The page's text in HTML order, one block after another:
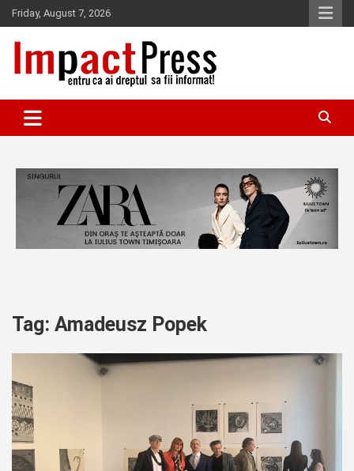
Skip
to
content
Friday, August 7, 2026
IMPACTPRESS
Tag: Amadeusz Popek